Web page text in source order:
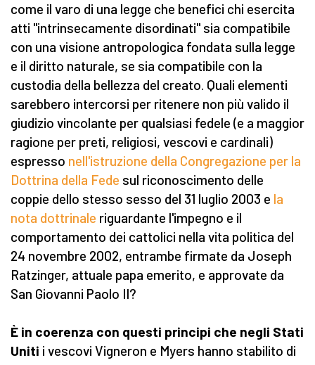
come il varo di una legge che benefici chi esercita
atti "intrinsecamente disordinati" sia compatibile
con una visione antropologica fondata sulla legge
e il diritto naturale, se sia compatibile con la
custodia della bellezza del creato. Quali elementi
sarebbero intercorsi per ritenere non più valido il
giudizio vincolante per qualsiasi fedele (e a maggior
ragione per preti, religiosi, vescovi e cardinali)
espresso nell'istruzione della Congregazione per la
Dottrina della Fede sul riconoscimento delle
coppie dello stesso sesso del 31 luglio 2003 e la
nota dottrinale riguardante l'impegno e il
comportamento dei cattolici nella vita politica del
24 novembre 2002, entrambe firmate da Joseph
Ratzinger, attuale papa emerito, e approvate da
San Giovanni Paolo II?
È in coerenza con questi principi che negli Stati
Uniti i vescovi Vigneron e Myers hanno stabilito di